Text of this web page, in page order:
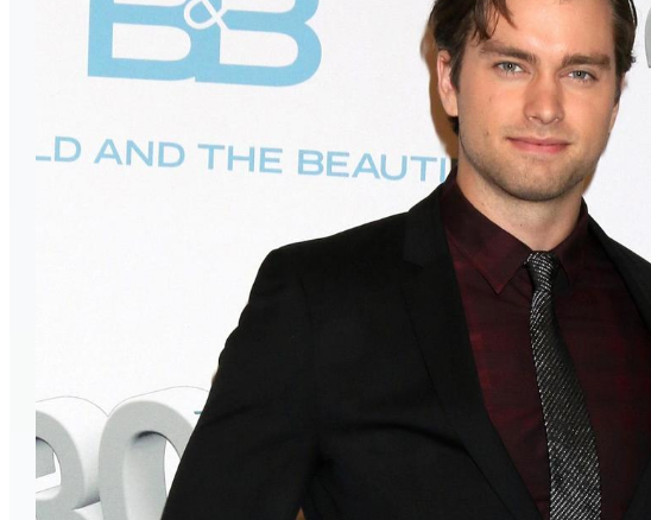
Motion graphics
Redactionele Afbeeldingen
Redactionele Evenementen